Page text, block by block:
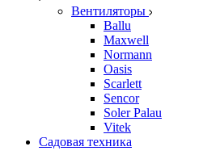
Вентиляторы
Ballu
Maxwell
Normann
Oasis
Scarlett
Sencor
Soler Palau
Vitek
Садовая техника